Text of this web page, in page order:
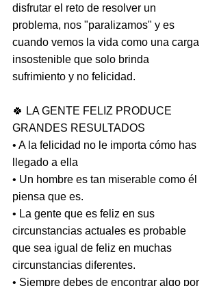
disfrutar el reto de resolver un
problema, nos "paralizamos" y es
cuando vemos la vida como una carga
insostenible que solo brinda
sufrimiento y no felicidad.
🍀 LA GENTE FELIZ PRODUCE
GRANDES RESULTADOS
• A la felicidad no le importa cómo has
llegado a ella
• Un hombre es tan miserable como él
piensa que es.
• La gente que es feliz en sus
circunstancias actuales es probable
que sea igual de feliz en muchas
circunstancias diferentes.
• Siempre debes de encontrar algo por